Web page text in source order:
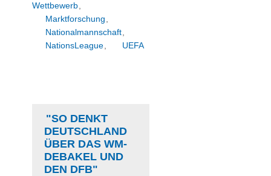
Wettbewerb
Marktforschung
Nationalmannschaft
NationsLeague
UEFA
"SO DENKT
DEUTSCHLAND
ÜBER DAS WM-
DEBAKEL UND
DEN DFB"